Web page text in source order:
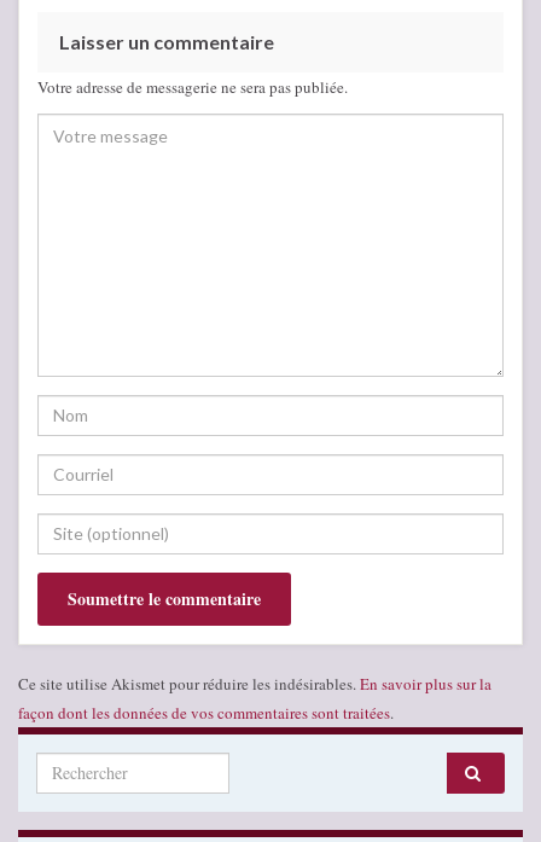
Laisser un commentaire
Votre adresse de messagerie ne sera pas publiée.
Ce site utilise Akismet pour réduire les indésirables. En savoir plus sur la
façon dont les données de vos commentaires sont traitées.
Search for: